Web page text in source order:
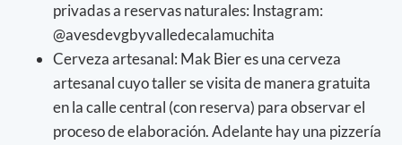
privadas a reservas naturales: Instagram:
@avesdevgbyvalledecalamuchita
Cerveza artesanal: Mak Bier es una cerveza
artesanal cuyo taller se visita de manera gratuita
en la calle central (con reserva) para observar el
proceso de elaboración. Adelante hay una pizzería